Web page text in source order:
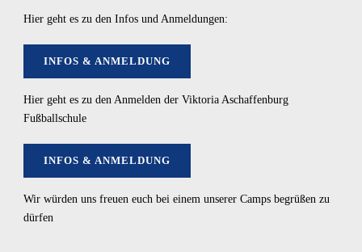
Hier geht es zu den Infos und Anmeldungen:
INFOS & ANMELDUNG
Hier geht es zu den Anmelden der Viktoria Aschaffenburg
Fußballschule
INFOS & ANMELDUNG
Wir würden uns freuen euch bei einem unserer Camps begrüßen zu
dürfen